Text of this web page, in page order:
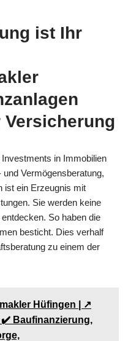
ist Ihr
Versicherung
in Immobilien
Vermögensberatung,
ist ein Erzeugnis mit
Sie werden keine
So haben die
besticht. Dies verhalf
zu einem der
Hüfingen | ↗️
Baufinanzierung,